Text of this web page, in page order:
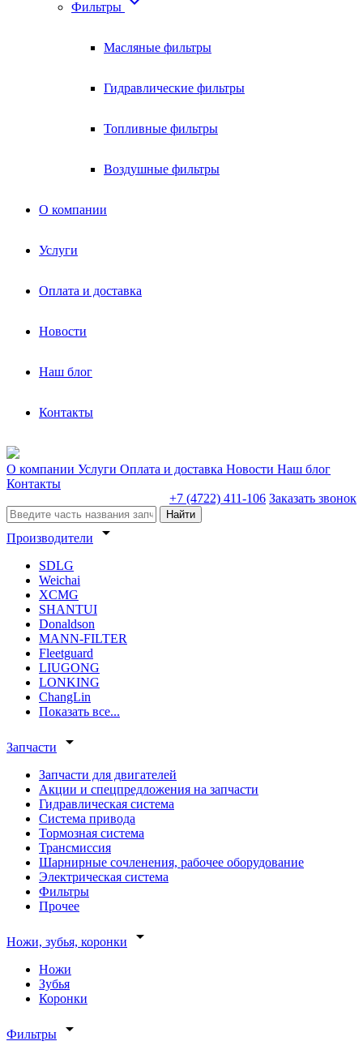
Фильтры
Масляные фильтры
Гидравлические фильтры
Топливные фильтры
Воздушные фильтры
О компании
Услуги
Оплата и доставка
Новости
Наш блог
Контакты
О компании Услуги Оплата и доставка Новости Наш блог
Контакты
+7 (4722) 411-106 Заказать звонок
Найти
Производители arrow_drop_down
SDLG
Weichai
XCMG
SHANTUI
Donaldson
MANN-FILTER
Fleetguard
LIUGONG
LONKING
ChangLin
Показать все...
Запчасти arrow_drop_down
Запчасти для двигателей
Акции и спецпредложения на запчасти
Гидравлическая система
Система привода
Тормозная система
Трансмиссия
Шарнирные сочленения, рабочее оборудование
Электрическая система
Фильтры
Прочее
Ножи, зубья, коронки arrow_drop_down
Ножи
Зубья
Коронки
Фильтры arrow_drop_down